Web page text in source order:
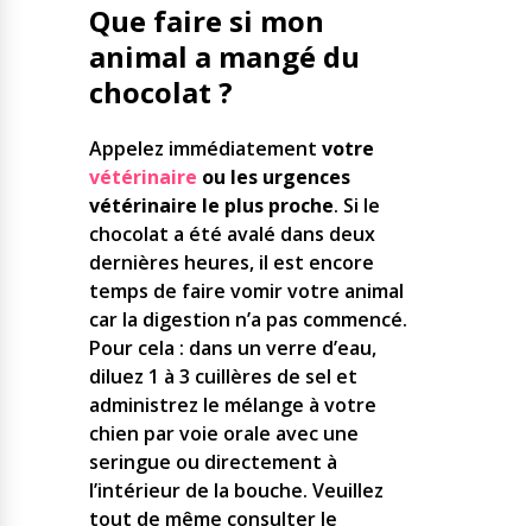
Que faire si mon
animal a mangé du
chocolat ?
Appelez immédiatement votre
vétérinaire ou les urgences
vétérinaire le plus proche. Si le
chocolat a été avalé dans deux
dernières heures, il est encore
temps de faire vomir votre animal
car la digestion n’a pas commencé.
Pour cela : dans un verre d’eau,
diluez 1 à 3 cuillères de sel et
administrez le mélange à votre
chien par voie orale avec une
seringue ou directement à
l’intérieur de la bouche. Veuillez
tout de même consulter le